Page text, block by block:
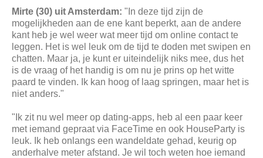
Mirte (30) uit Amsterdam: "In deze tijd zijn de
mogelijkheden aan de ene kant beperkt, aan de andere
kant heb je wel weer wat meer tijd om online contact te
leggen. Het is wel leuk om de tijd te doden met swipen en
chatten. Maar ja, je kunt er uiteindelijk niks mee, dus het
is de vraag of het handig is om nu je prins op het witte
paard te vinden. Ik kan hoog of laag springen, maar het is
niet anders."
"Ik zit nu wel meer op dating-apps, heb al een paar keer
met iemand gepraat via FaceTime en ook HouseParty is
leuk. Ik heb onlangs een wandeldate gehad, keurig op
anderhalve meter afstand. Je wil toch weten hoe iemand